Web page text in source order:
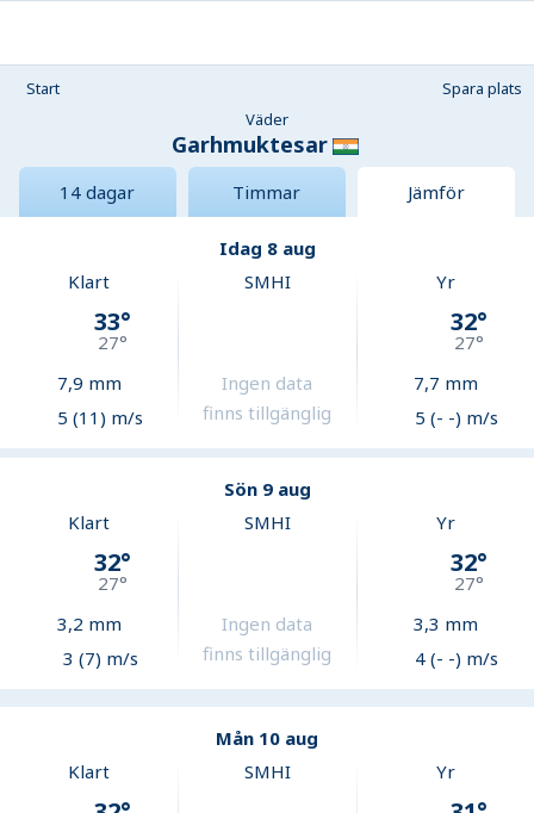
Start
Spara plats
Väder
Garhmuktesar
14 dagar Timmar Jämför
Idag 8 aug
Klart
33°
27°
7,9 mm
5 (11) m/s
SMHI
Ingen data
finns tillgänglig
Yr
32°
27°
7,7 mm
5 (- -) m/s
Sön 9 aug
Klart
32°
27°
3,2 mm
3 (7) m/s
SMHI
Ingen data
finns tillgänglig
Yr
32°
27°
3,3 mm
4 (- -) m/s
Mån 10 aug
Klart
SMHI Yr